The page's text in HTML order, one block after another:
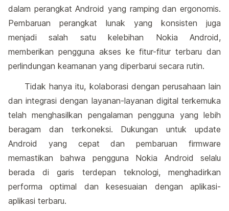
dalam perangkat Android yang ramping dan ergonomis.
Pembaruan perangkat lunak yang konsisten juga
menjadi salah satu kelebihan Nokia Android,
memberikan pengguna akses ke fitur-fitur terbaru dan
perlindungan keamanan yang diperbarui secara rutin.
Tidak hanya itu, kolaborasi dengan perusahaan lain
dan integrasi dengan layanan-layanan digital terkemuka
telah menghasilkan pengalaman pengguna yang lebih
beragam dan terkoneksi. Dukungan untuk update
Android yang cepat dan pembaruan firmware
memastikan bahwa pengguna Nokia Android selalu
berada di garis terdepan teknologi, menghadirkan
performa optimal dan kesesuaian dengan aplikasi-
aplikasi terbaru.